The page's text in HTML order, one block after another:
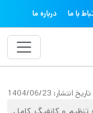
topheader
درباره ما با ما
تاریخ انتشار: 1404/06/23